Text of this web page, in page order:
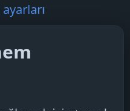
RTX 2060 Super